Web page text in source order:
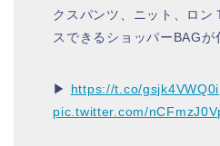
クスパンツ、ニット、ロン
スできるショッパーBAGが
▶︎ https://t.co/gsjk4VWQ0i
pic.twitter.com/